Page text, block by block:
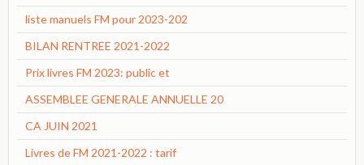
liste manuels FM pour 2023-202
BILAN RENTREE 2021-2022
Prix livres FM 2023: public et
ASSEMBLEE GENERALE ANNUELLE 20
CA JUIN 2021
Livres de FM 2021-2022 : tarif